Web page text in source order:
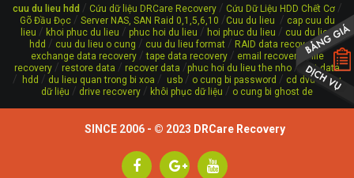
cuu du lieu hdd / Cứu dữ liệu DRCare Recovery/ Cứu Dữ Liệu HDD Chết Cơ/
Gõ Đầu Đọc/ Server NAS, SAN Raid 0,1,5,6,10 /Cuu du lieu / cap cuu du
lieu / khoi phuc du lieu / phuc hoi du lieu / hoi phuc du lieu / cuu du lieu
hdd / cuu du lieu o cung / cuu du lieu format / RAID data recovery/
exchange data recovery/tape data recovery/ email recovery /file
recovery / restore data / recover data /phuc hoi du lieu the nho / lost data
/ hdd / du lieu quan trong bi xoa / usb / o cung bi password / cd dvd/cứu
dữ liệu / drive recovery / khôi phục dữ liệu / o cung bi ghost de
SINCE 2006 - © 2023 DRCare Recovery